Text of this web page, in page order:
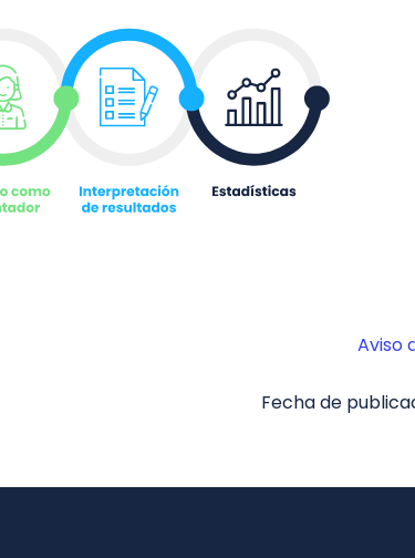
Aviso
Fecha de